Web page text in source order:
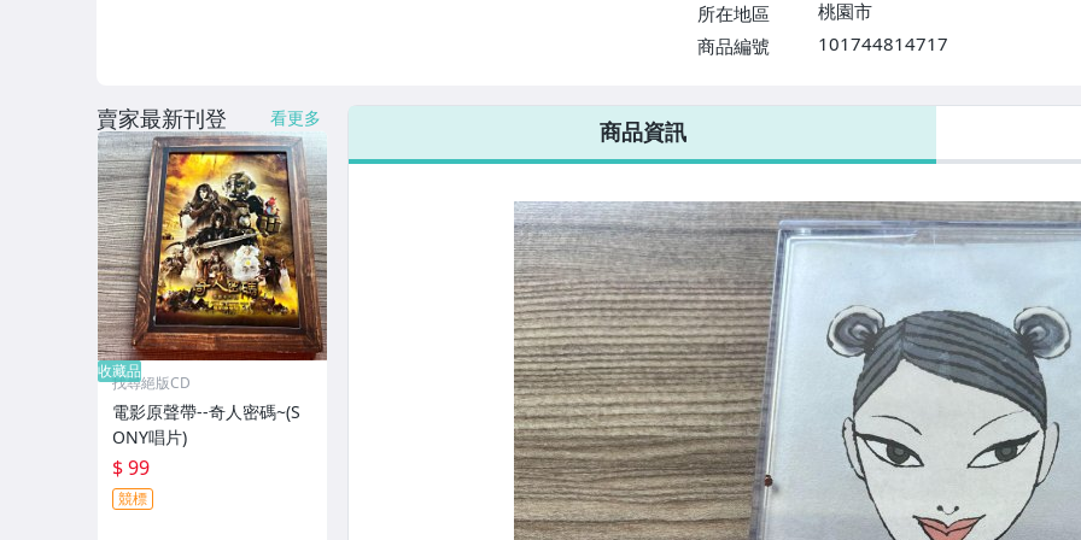
所在地區
桃園市
商品編號
101744814717
商品資訊
賣家最新刊登 看更多
收藏品
找尋絕版CD
電影原聲帶--奇人密碼~(S
ONY唱片)
$ 99
競標